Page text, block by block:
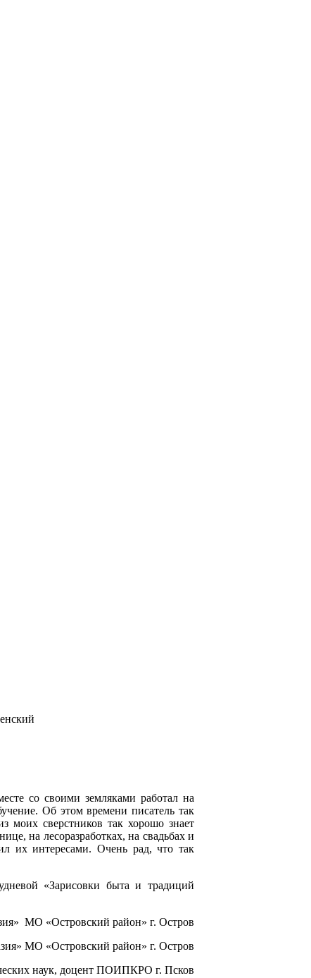
со своими земляками работал на
Об этом времени писатель так
моих сверстников так хорошо знает
на лесоразработках, на свадьбах и
их интересами. Очень рад, что так
«Зарисовки быта и традиций
МО «Островский район» г. Остров
МО «Островский район» г. Остров
наук, доцент ПОИПКРО г. Псков